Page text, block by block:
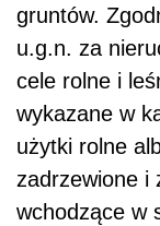
gruntów.
u.g.n. za
cele rolne i
wykazane w
użytki rolne
zadrzewione i
wchodzące w